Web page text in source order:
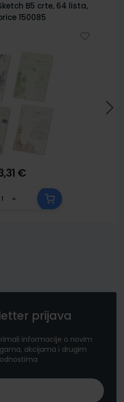
B5 crte, 64 lista,
150085
€
prijava
informacije o novim
akcijama i drugim